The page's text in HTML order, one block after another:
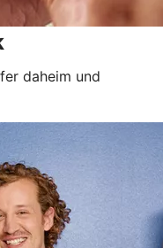
daheim und